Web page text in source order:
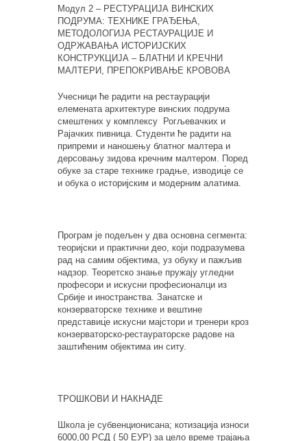
Модул 2 – РЕСТУРАЦИЈА ВИНСКИХ
ПОДРУМА: ТЕХНИКЕ ГРАЂЕЊА,
МЕТОДОЛОГИЈА РЕСТАУРАЦИЈЕ И
ОДРЖАВАЊА ИСТОРИЈСКИХ
КОНСТРУКЦИЈА – БЛАТНИ И КРЕЧНИ
МАЛТЕРИ, ПРЕПОКРИВАЊЕ КРОВОВА
Учесници ће радити на рестаурацији
елемената архитектуре винских подрума
смештених у комплексу Рогљевачких и
Рајачких пивница. Студенти ће радити на
припреми и наношењу блатног малтера и
дерсовању зидова кречним малтером. Поред
обуке за старе технике градње, изводиц́е се
и обука о историјским и модерним алатима.
Програм је подељен у два основна сегмента:
теоријски и практични део, који подразумева
рад на самим објектима, уз обуку и пажљив
надзор. Теоретско знање пружају угледни
професори и искусни професионалци из
Србије и иностранства. Занатске и
конзерваторске технике и вештине
представиц́е искусни мајстори и тренери кроз
конзерваторско-рестаураторске радове на
заштићеним објектима ин ситу.
ТРОШКОВИ И НАКНАДЕ
Школа је субвенционисана; котизација износи
6000,00 РСД ( 50 ЕУР) за цело време трајања